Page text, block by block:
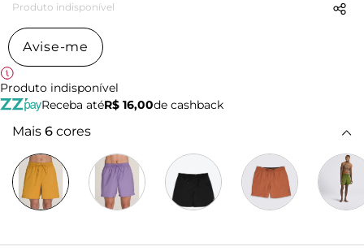
Produto indisponível
Avise-me
Produto indisponível
Receba atéR$ 16,00de cashback
Mais 6 cores